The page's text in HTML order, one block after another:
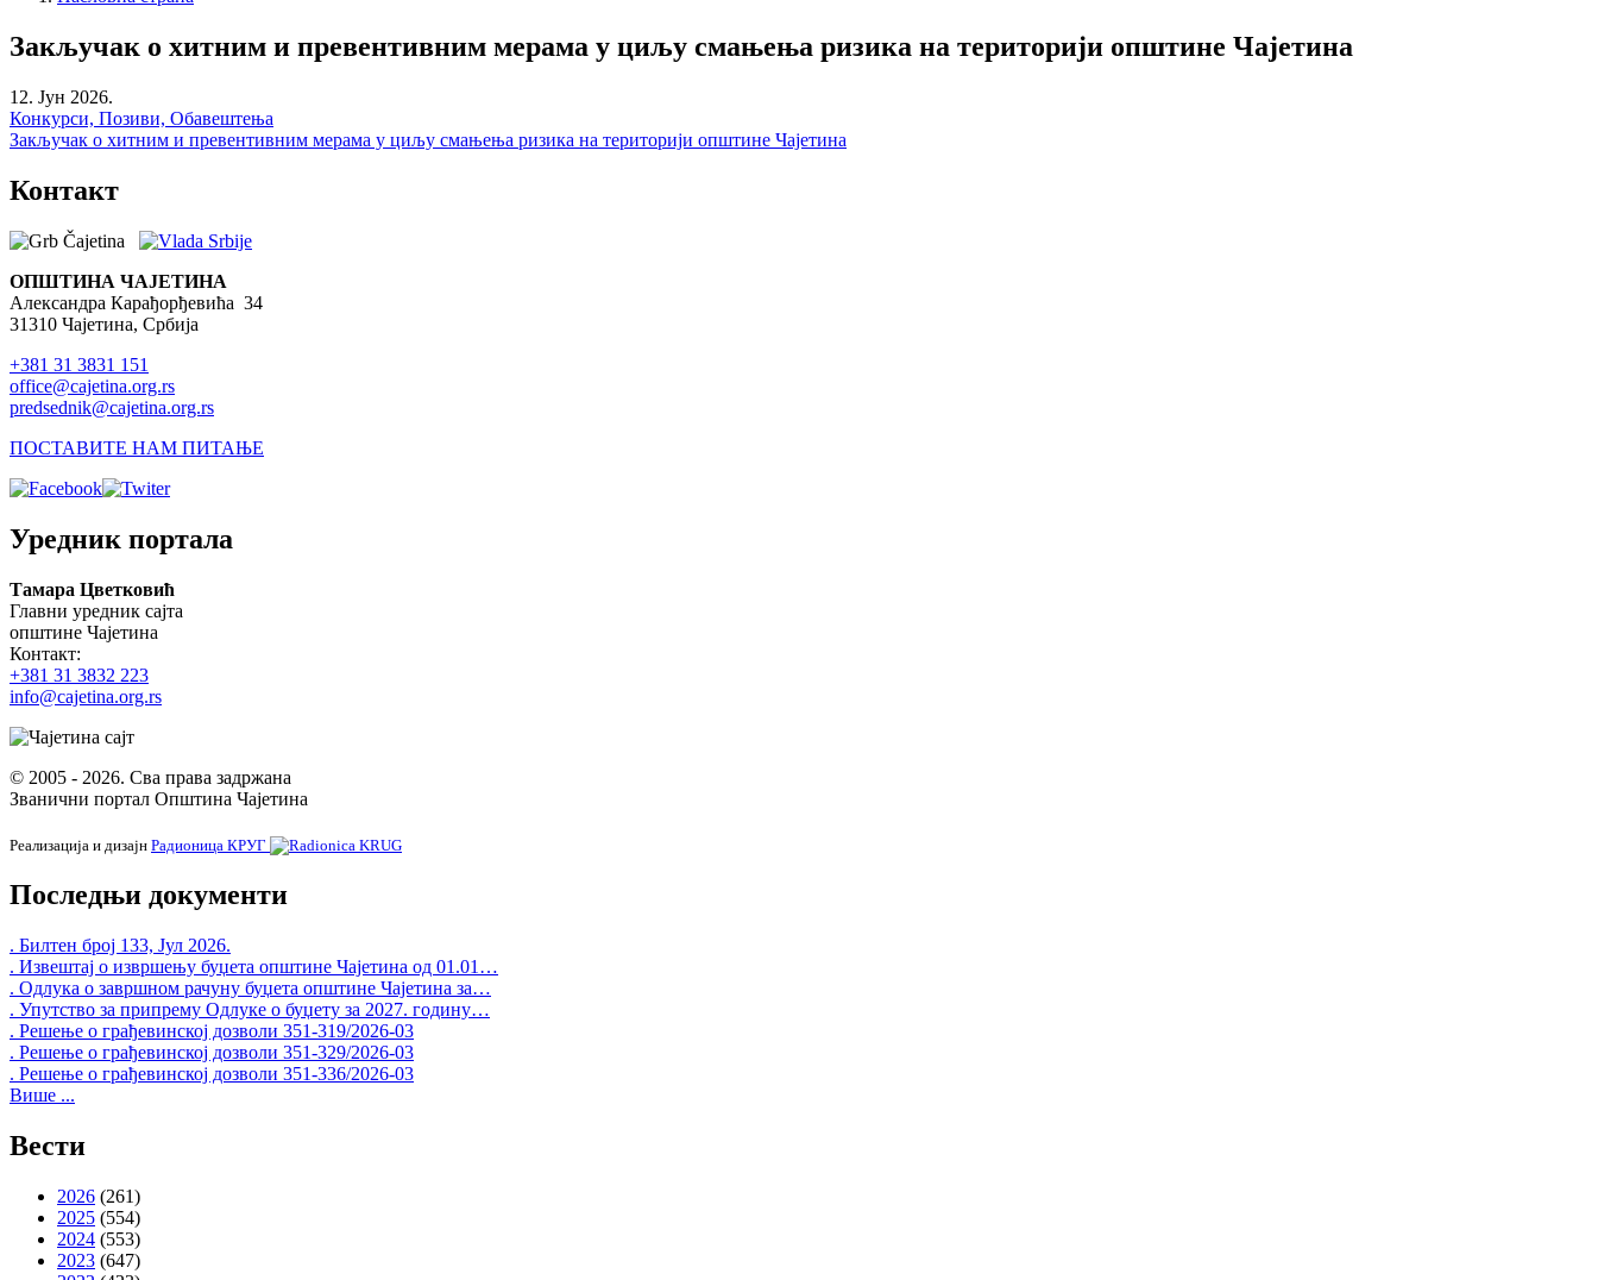
Закључак о хитним и превентивним мерама у циљу смањења ризика на територији општине Чајетина
12. Јун 2026.
Конкурси, Позиви, Обавештења
Закључак о хитним и превентивним мерама у циљу смањења ризика на територији општине Чајетина
Контакт
ОПШТИНА ЧАЈЕТИНА
Александра Карађорђевића 34
31310 Чајетина, Србија
+381 31 3831 151
office@cajetina.org.rs
predsednik@cajetina.org.rs
ПОСТАВИТЕ НАМ ПИТАЊЕ
Уредник портала
Тамара Цветковић
Главни уредник сајта
општине Чајетина
Контакт:
+381 31 3832 223
info@cajetina.org.rs
© 2005 - 2026. Сва права задржана
Званични портал Општина Чајетина
Реализација и дизајн Радионица КРУГ
Последњи документи
. Билтен број 133, Јул 2026.
. Извештај о извршењу буџета општине Чајетина од 01.01…
. Одлука о завршном рачуну буџета општине Чајетина за…
. Упутство за припрему Одлуке о буџету за 2027. годину…
. Решење о грађевинској дозволи 351-319/2026-03
. Решење о грађевинској дозволи 351-329/2026-03
. Решење о грађевинској дозволи 351-336/2026-03
Више ...
Вести
2026 (261)
2025 (554)
2024 (553)
2023 (647)